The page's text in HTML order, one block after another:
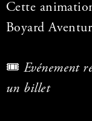
Cette
Boyard
🎟️ Evénement
un billet